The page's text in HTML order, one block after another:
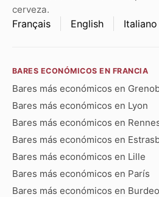
cerveza.
Français English Italiano
BARES ECONÓMICOS EN FRANCIA
Bares más económicos en
Bares más económicos en Lyon
Bares más económicos en
Bares más económicos en
Bares más económicos en Lille
Bares más económicos en París
Bares más económicos en